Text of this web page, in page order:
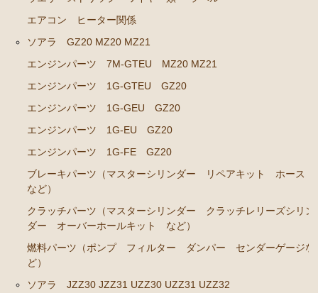
ステアリングパーツ（ピットマンアーム アイドラー
アーム タイロッドエンド など）
足回りパーツ（ベアリング ボールジョイント ブッ
燃料パーツ（ポンプ フィルター ダンパー センダ
シャフトブーツ デフなど）
ラベル
クラウンGS130/G GS131 131H JZS131 133 135 MS135
137
エンジンパーツ 1UZ-FE
エアコン ヒーター関係
ソアラ GZ20 MZ20 MZ21
エンジンパーツ 7M-GTEU MZ20 MZ21
エンジンパーツ 1G-GTEU GZ20
エンジンパーツ 1G-GEU GZ20
エンジンパーツ 1G-EU GZ20
エンジンパーツ 1G-FE GZ20
ブレーキパーツ（マスターシリンダー リペアキット ホース
など）
クラッチパーツ（マスターシリンダー クラッチレリーズシリン
ダー オーバーホールキット など）
燃料パーツ（ポンプ フィルター ダンパー センダーゲージな
ど）
ソアラ JZZ30 JZZ31 UZZ30 UZZ31 UZZ32